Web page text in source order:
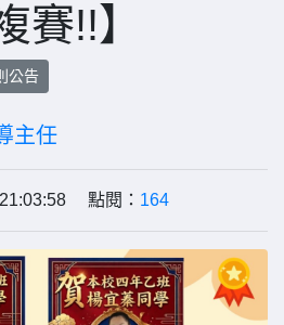
賽!!】
公告
主任
點閱： 164